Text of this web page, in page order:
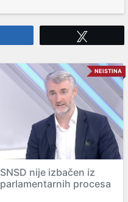
NEISTINA
SNSD nije izbačen iz
parlamentarnih procesa